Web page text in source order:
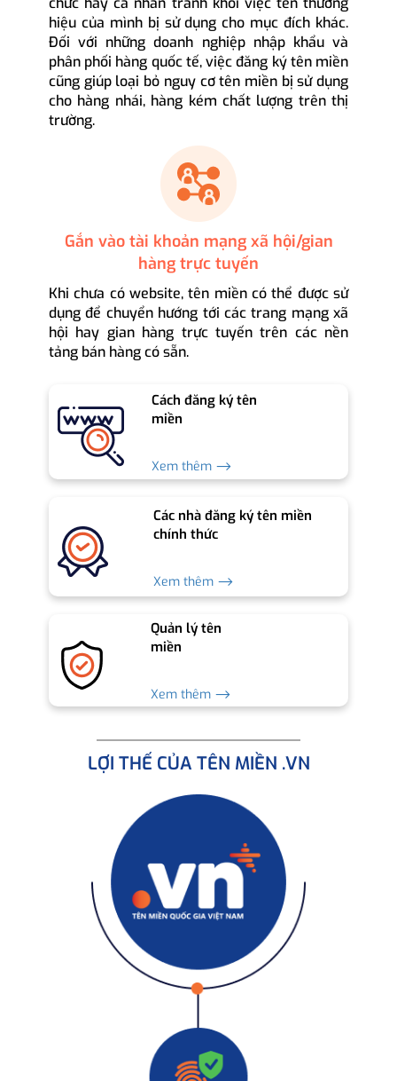
hiệu của mình bị sử dụng cho mục đích khác.
Đối với những doanh nghiệp nhập khẩu và
phân phối hàng quốc tế, việc đăng ký tên miền
cũng giúp loại bỏ nguy cơ tên miền bị sử dụng
cho hàng nhái, hàng kém chất lượng trên thị
trường.
Gắn vào tài khoản mạng xã hội/gian
hàng trực tuyến
Khi chưa có website, tên miền có thể được sử
dụng để chuyển hướng tới các trang mạng xã
hội hay gian hàng trực tuyến trên các nền
tảng bán hàng có sẵn.
Cách đăng ký tên
miền
Xem thêm ⟶
Các nhà đăng ký tên miền
chính thức
Xem thêm ⟶
Quản lý tên
miền
Xem thêm ⟶
LỢI THẾ CỦA TÊN MIỀN .VN